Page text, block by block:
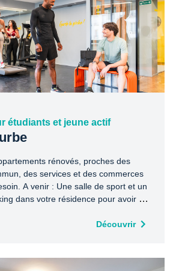
étudiants et jeune actif
rénovés, proches des
des services et des commerces
A venir : Une salle de sport et un
dans votre résidence pour avoir un
Découvrir